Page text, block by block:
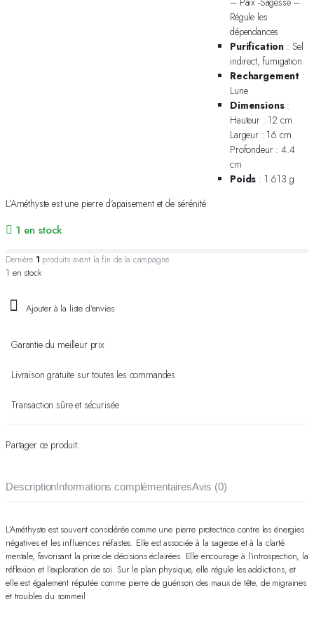
Régule les
dépendances
Purification : Sel
indirect, fumigation
Rechargement :
Lune
Dimensions:
Hauteur : 12 cm
Largeur : 16 cm
Profondeur : 4.4
cm
Poids : 1.613 g
L’Améthyste est une pierre d’apaisement et de sérénité
1 en stock
Dernière 1 produits avant la fin de la campagne.
1 en stock
Ajouter à la liste d'envies
Garantie du meilleur prix
Livraison gratuite sur toutes les commandes
Transaction sûre et sécurisée
Partager ce produit:
DescriptionInformations complémentairesAvis (0)
L’Améthyste est souvent considérée comme une pierre protectrice contre les énergies
négatives et les influences néfastes. Elle est associée à la sagesse et à la clarté
mentale, favorisant la prise de décisions éclairées. Elle encourage à l’introspection, la
réflexion et l’exploration de soi. Sur le plan physique, elle régule les addictions, et
elle est également réputée comme pierre de guérison des maux de tête, de migraines
et troubles du sommeil